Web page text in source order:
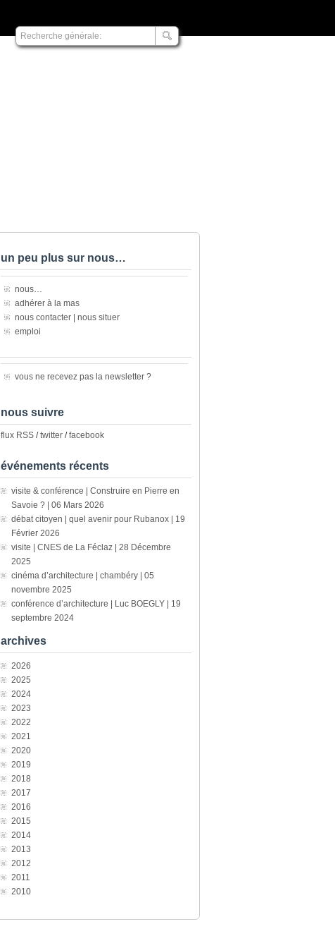
un peu plus sur nous…
nous…
adhérer à la mas
nous contacter | nous situer
emploi
vous ne recevez pas la newsletter ?
nous suivre
flux RSS /twitter /facebook
événements récents
visite & conférence | Construire en Pierre en
Savoie ? | 06 Mars 2026
débat citoyen | quel avenir pour Rubanox | 19
Février 2026
visite | CNES de La Féclaz | 28 Décembre
2025
cinéma d’architecture | chambéry | 05
novembre 2025
conférence d’architecture | Luc BOEGLY | 19
septembre 2024
archives
2026
2025
2024
2023
2022
2021
2020
2019
2018
2017
2016
2015
2014
2013
2012
2011
2010